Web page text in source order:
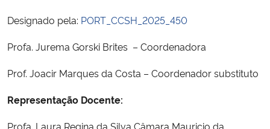
Ministério da Saúde
Ministério de Minas e Energia
Ministério da Ciência, Tecnologia, Inovações e Comunicações
Designado pela: PORT_CCSH_2025_450
Profa. Jurema Gorski Brites – Coordenadora
Prof. Joacir Marques da Costa – Coordenador substituto
Representação Docente:
Profa. Laura Regina da Silva Câmara Mauricio da